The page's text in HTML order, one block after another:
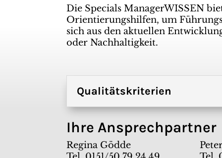
Die Specials ManagerWISSEN
Orientierungshilfen, um
sich aus den aktuellen
oder Nachhaltigkeit.
Qualitätskriterien
Ihre Ansprechpartner
Regina Gödde